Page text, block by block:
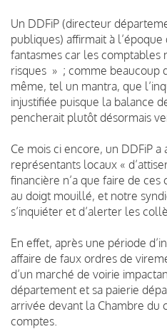
Un DDFiP (directeur
publiques) affirmait à
fantasmes car les comptables
risques » ; comme beaucoup
même, tel un mantra, que
injustifiée puisque la balance
pencherait plutôt désormais
Ce mois ci encore, un DDFiP a
représentants locaux «
financière n’a que faire de
au doigt mouillé, et notre
s’inquiéter et d’alerter les
En effet, après une période
affaire de faux ordres de
d’un marché de voirie
département et sa paierie
arrivée devant la Chambre du
comptes.